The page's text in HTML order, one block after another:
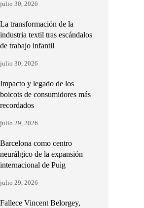
julio 30, 2026
La transformación de la
industria textil tras escándalos
de trabajo infantil
julio 30, 2026
Impacto y legado de los
boicots de consumidores más
recordados
julio 29, 2026
Barcelona como centro
neurálgico de la expansión
internacional de Puig
julio 29, 2026
Fallece Vincent Belorgey,